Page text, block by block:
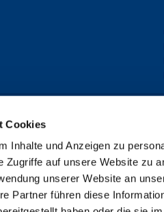
Cookies
Inhalte und Anzeigen zu
Zugriffe auf unsere Website zu
unserer Website an
Partner führen diese
Lichtenberg Berlin-Mitte ·